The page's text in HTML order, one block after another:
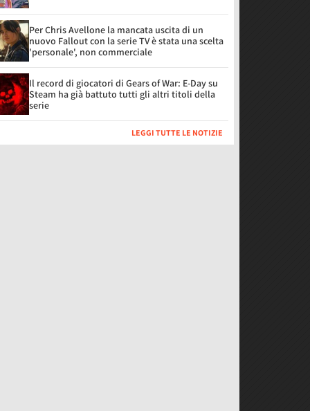
Per Chris Avellone la mancata uscita di un
nuovo Fallout con la serie TV è stata una scelta
'personale', non commerciale
Il record di giocatori di Gears of War: E-Day su
Steam ha già battuto tutti gli altri titoli della
serie
LEGGI TUTTE LE NOTIZIE